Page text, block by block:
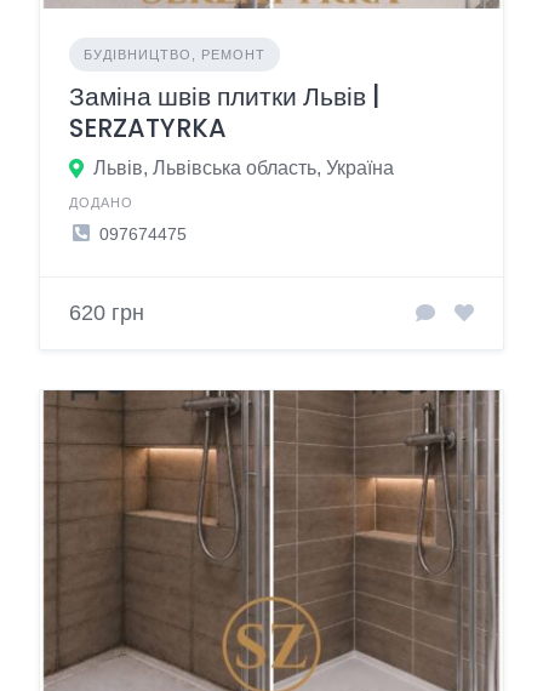
БУДІВНИЦТВО, РЕМОНТ
Заміна швів плитки Львів |
SERZATYRKA
Львів, Львівська область, Україна
ДОДАНО
097674475
620 грн